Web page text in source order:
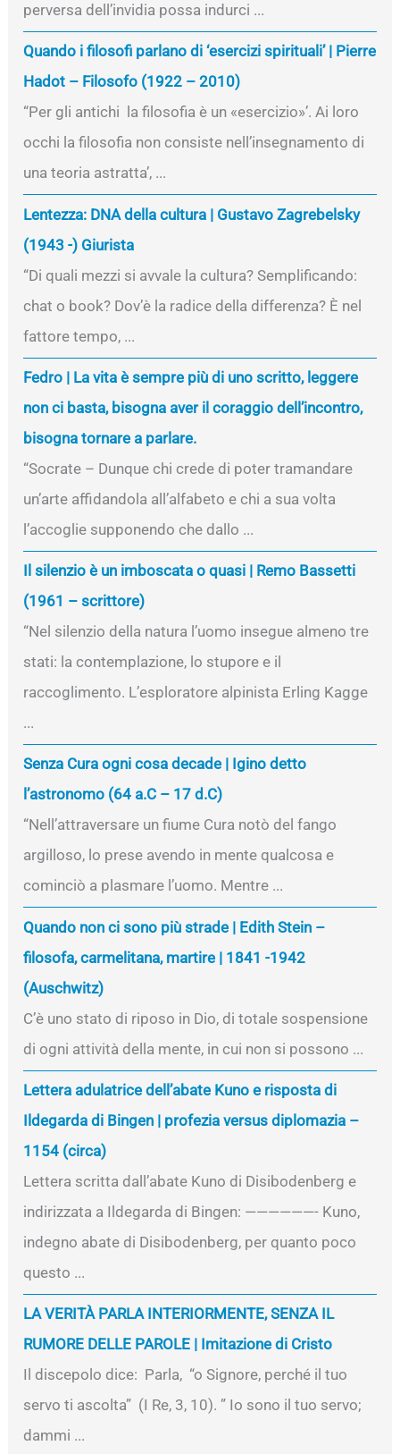
perversa dell’invidia possa indurci ...
Quando i filosofi parlano di ‘esercizi spirituali’ | Pierre
Hadot – Filosofo (1922 – 2010)
“Per gli antichi la filosofia è un «esercizio»’. Ai loro
occhi la filosofia non consiste nell’insegnamento di
una teoria astratta’, ...
Lentezza: DNA della cultura | Gustavo Zagrebelsky
(1943 -) Giurista
“Di quali mezzi si avvale la cultura? Semplificando:
chat o book? Dov’è la radice della differenza? È nel
fattore tempo, ...
Fedro | La vita è sempre più di uno scritto, leggere
non ci basta, bisogna aver il coraggio dell’incontro,
bisogna tornare a parlare.
“Socrate – Dunque chi crede di poter tramandare
un’arte affidandola all’alfabeto e chi a sua volta
l’accoglie supponendo che dallo ...
Il silenzio è un imboscata o quasi | Remo Bassetti
(1961 – scrittore)
“Nel silenzio della natura l’uomo insegue almeno tre
stati: la contemplazione, lo stupore e il
raccoglimento. L’esploratore alpinista Erling Kagge
...
Senza Cura ogni cosa decade | Igino detto
l’astronomo (64 a.C – 17 d.C)
“Nell’attraversare un fiume Cura notò del fango
argilloso, lo prese avendo in mente qualcosa e
cominciò a plasmare l’uomo. Mentre ...
Quando non ci sono più strade | Edith Stein –
filosofa, carmelitana, martire | 1841 -1942
(Auschwitz)
C’è uno stato di riposo in Dio, di totale sospensione
di ogni attività della mente, in cui non si possono ...
Lettera adulatrice dell’abate Kuno e risposta di
Ildegarda di Bingen | profezia versus diplomazia –
1154 (circa)
Lettera scritta dall’abate Kuno di Disibodenberg e
indirizzata a Ildegarda di Bingen: ——————- Kuno,
indegno abate di Disibodenberg, per quanto poco
questo ...
LA VERITÀ PARLA INTERIORMENTE, SENZA IL
RUMORE DELLE PAROLE | Imitazione di Cristo
Il discepolo dice: Parla, “o Signore, perché il tuo
servo ti ascolta” (I Re, 3, 10). ” Io sono il tuo servo;
dammi ...